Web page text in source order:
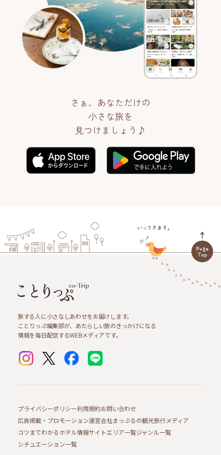
さぁ、あなただけの
小さな旅を
見つけましょう♪
旅する人に小さなしあわせをお届けします。
ことりっぷ編集部が、あたらしい旅のきっかけになる
情報を毎日配信するWEBメディアです。
プライバシーポリシー利用規約お問い合わせ
広告掲載・プロモーション運営会社まっぷるの観光旅行メディア
コツまでわかるホテル情報サイトエリア一覧ジャンル一覧
シチュエーション一覧